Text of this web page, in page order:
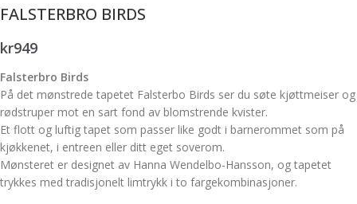
FALSTERBRO BIRDS
kr949
Falsterbro Birds
På det mønstrede tapetet Falsterbo Birds ser du søte kjøttmeiser og
rødstruper mot en sart fond av blomstrende kvister.
Et flott og luftig tapet som passer like godt i barnerommet som på
kjøkkenet, i entreen eller ditt eget soverom.
Mønsteret er designet av Hanna Wendelbo-Hansson, og tapetet
trykkes med tradisjonelt limtrykk i to fargekombinasjoner.